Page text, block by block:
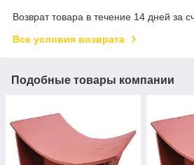
Возврат товара в течение 14 дней за
Все условия возврата
Подобные товары компании